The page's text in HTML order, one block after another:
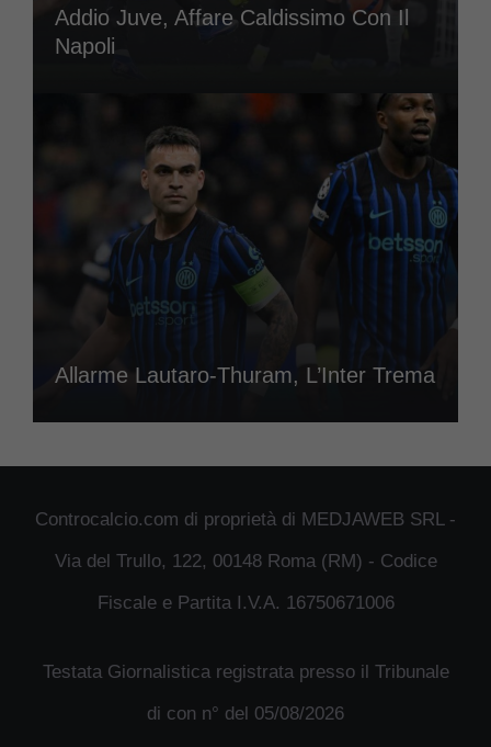
Addio Juve, Affare Caldissimo Con Il
Napoli
Allarme Lautaro-Thuram, L’Inter Trema
Controcalcio.com di proprietà di MEDJAWEB SRL -
Via del Trullo, 122, 00148 Roma (RM) - Codice
Fiscale e Partita I.V.A. 16750671006
Testata Giornalistica registrata presso il Tribunale
di con n° del 05/08/2026